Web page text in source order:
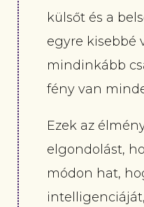
külsőt és a
egyre kisebbé
mindinkább
fény van
Ezek az
elgondolást,
módon hat,